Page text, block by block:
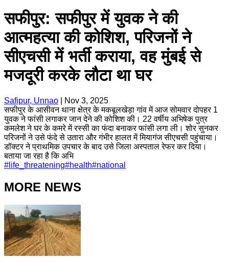
सफीपुर: सफीपुर में युवक ने की
आत्महत्या की कोशिश, परिजनों ने
सीएचसी में भर्ती कराया, वह मुंबई से
मजदूरी करके लौटा था घर
Safipur, Unnao
Nov 3, 2025
सफीपुर के आसीवन थाना क्षेत्र के मकबूलखेड़ा गांव में आज सोमवार दोपहर 1
युवक ने फांसी लगाकर जान देने की कोशिश की। 22 वर्षीय अभिषेक पुत्र
कमलेश ने घर के कमरे में रस्सी का फंदा बनाकर फांसी लगा ली। शोर सुनकर
परिजनों ने उसे फंदे से उतारा और गंभीर हालत में मियागंज सीएचसी पहुंचाया।
डॉक्टर ने प्राथमिक उपचार के बाद उसे जिला अस्पताल रेफर कर दिया।
बताया जा रहा है कि अभि
# life_threatening#health#national
MORE NEWS